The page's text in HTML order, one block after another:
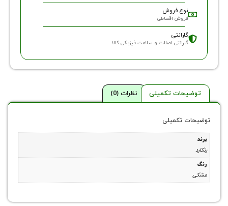
اصالت و سلامت فیزیکی کالا
تکمیلی نظرات (0)
تکمیلی